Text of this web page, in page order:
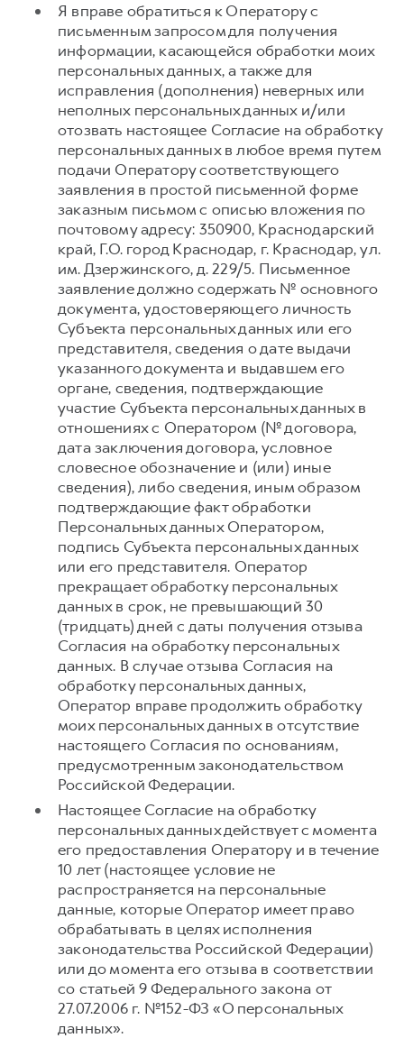
Я вправе обратиться к Оператору с
письменным запросом для получения
информации, касающейся обработки моих
персональных данных, а также для
исправления (дополнения) неверных или
неполных персональных данных и/или
отозвать настоящее Согласие на обработку
персональных данных в любое время путем
подачи Оператору соответствующего
заявления в простой письменной форме
заказным письмом с описью вложения по
почтовому адресу: 350900, Краснодарский
край, Г.О. город Краснодар, г. Краснодар, ул.
им. Дзержинского, д. 229/5. Письменное
заявление должно содержать № основного
документа, удостоверяющего личность
Субъекта персональных данных или его
представителя, сведения о дате выдачи
указанного документа и выдавшем его
органе, сведения, подтверждающие
участие Субъекта персональных данных в
отношениях с Оператором (№ договора,
дата заключения договора, условное
словесное обозначение и (или) иные
сведения), либо сведения, иным образом
подтверждающие факт обработки
Персональных данных Оператором,
подпись Субъекта персональных данных
или его представителя. Оператор
прекращает обработку персональных
данных в срок, не превышающий 30
(тридцать) дней с даты получения отзыва
Согласия на обработку персональных
данных. В случае отзыва Согласия на
обработку персональных данных,
Оператор вправе продолжить обработку
моих персональных данных в отсутствие
настоящего Согласия по основаниям,
предусмотренным законодательством
Российской Федерации.
Настоящее Согласие на обработку
персональных данных действует с момента
его предоставления Оператору и в течение
10 лет (настоящее условие не
распространяется на персональные
данные, которые Оператор имеет право
обрабатывать в целях исполнения
законодательства Российской Федерации)
или до момента его отзыва в соответствии
со статьей 9 Федерального закона от
27.07.2006 г. №152-ФЗ «О персональных
данных».